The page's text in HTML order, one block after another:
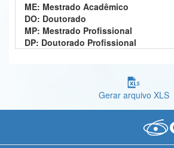
Ministério da Mulher, da Família e dos Direitos Humanos
Secretaria-Geral
Advocacia-Geral da União
ME: Mestrado Acadêmico
DO: Doutorado
MP: Mestrado Profissional
DP: Doutorado Profissional
Gerar arquivo XLS